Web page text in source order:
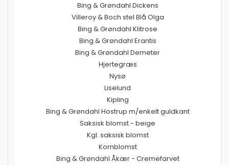
Bing & Grøndahl Dickens
Villeroy & Boch stel Blå Olga
Bing & Grøndahl Klitrose
Bing & Grøndahl Erantis
Bing & Grøndahl Demeter
Hjertegræs
Nysø
Liselund
Kipling
Bing & Grøndahl Hostrup m/enkelt guldkant
Saksisk blomst - beige
Kgl. saksisk blomst
Kornblomst
Bing & Grøndahl Åkær - Cremefarvet